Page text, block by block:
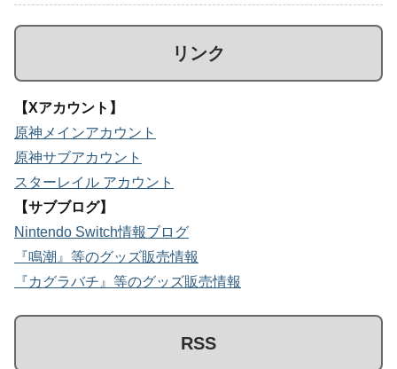
リンク
【Xアカウント】
原神メインアカウント
原神サブアカウント
スターレイル アカウント
【サブブログ】
Nintendo Switch情報ブログ
『鳴潮』等のグッズ販売情報
『カグラバチ』等のグッズ販売情報
RSS